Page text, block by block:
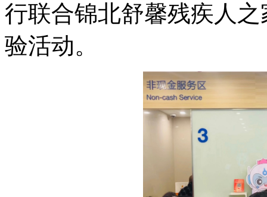
行联合锦北舒馨残疾人
验活动。